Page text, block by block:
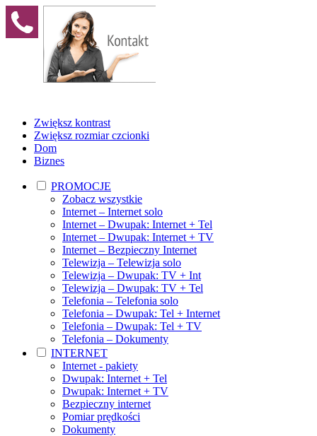
Zwiększ kontrast
Zwiększ rozmiar czcionki
Dom
Biznes
PROMOCJE
Zobacz wszystkie
Internet – Internet solo
Internet – Dwupak: Internet + Tel
Internet – Dwupak: Internet + TV
Internet – Bezpieczny Internet
Telewizja – Telewizja solo
Telewizja – Dwupak: TV + Int
Telewizja – Dwupak: TV + Tel
Telefonia – Telefonia solo
Telefonia – Dwupak: Tel + Internet
Telefonia – Dwupak: Tel + TV
Telefonia – Dokumenty
INTERNET
Internet - pakiety
Dwupak: Internet + Tel
Dwupak: Internet + TV
Bezpieczny internet
Pomiar prędkości
Dokumenty